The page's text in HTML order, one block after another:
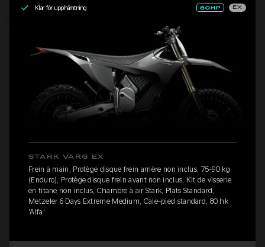
Klar för upphämtning EX
STARK VARG EX
Frein à main, Protège disque frein arrière non inclus, 75-90 kg
(Enduro), Protège disque frein avant non inclus, Kit de visserie
en titane non inclus, Chambre à air Stark, Plats Standard,
Metzeler 6 Days Extreme Medium, Cale-pied standard, 80 hk
'Alfa'